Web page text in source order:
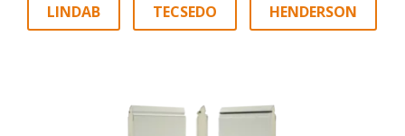
LINDAB TECSEDO HENDERSON